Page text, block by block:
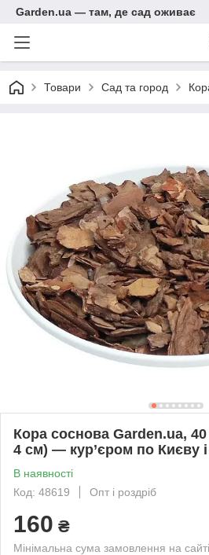
Garden.ua — там, де сад оживає
Товари Сад та город
Кора соснова Garden.ua,
4 см) — кур’єром по Києву і
В наявності
Код: 48619
Опт і роздріб
160 ₴
Мінімальна сума замовлення на